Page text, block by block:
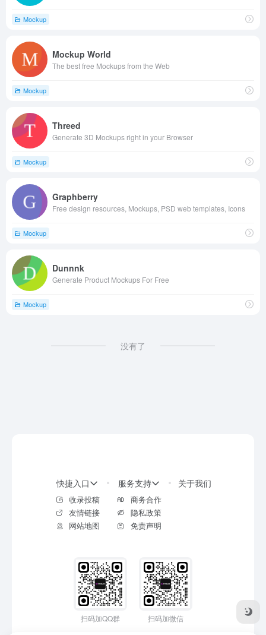
Mockup
Mockup World
The best free Mockups from the Web
Mockup
Threed
Generate 3D Mockups right in your Browser
Mockup
Graphberry
Free design resources, Mockups, PSD web templates, Icons
Mockup
Dunnnk
Generate Product Mockups For Free
Mockup
没有了
快捷入口
收录投稿
友情链接
网站地图
服务支持
商务合作
隐私政策
免责声明
关于我们
扫码加QQ群 扫码加微信